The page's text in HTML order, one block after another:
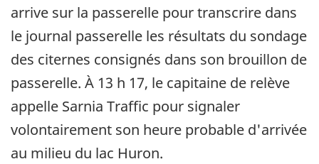
arrive sur la passerelle pour transcrire dans
le journal passerelle les résultats du sondage
des citernes consignés dans son brouillon de
passerelle. À 13 h 17, le capitaine de relève
appelle Sarnia Traffic pour signaler
volontairement son heure probable d'arrivée
au milieu du lac Huron.